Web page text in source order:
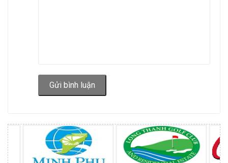
Gửi bình luận